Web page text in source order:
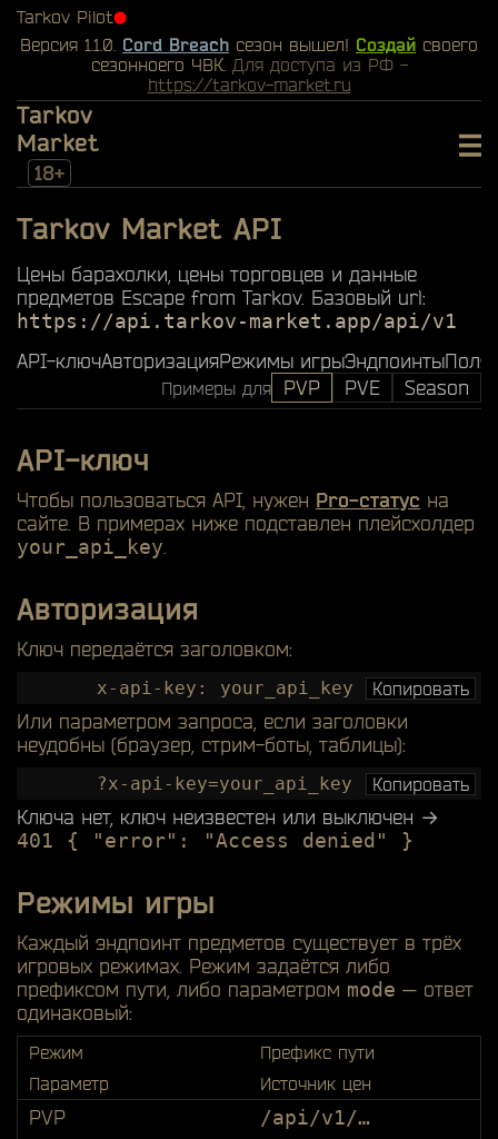
Tarkov Pilot⬤
Версия 1.1.0. Cord Breach сезон вышел! Создай своего
сезонноего ЧВК. Для доступа из РФ -
https://tarkov-market.ru
Tarkov
Market
18+
Tarkov Market API
Цены барахолки, цены торговцев и данные
предметов Escape from Tarkov. Базовый url:
https://api.tarkov-market.app/api/v1
API-ключАвторизацияРежимы игрыЭндпоинтыПоля
Примеры для PVP PVE Season
API-ключ
Чтобы пользоваться API, нужен Pro-статус на
сайте. В примерах ниже подставлен плейсхолдер
your_api_key
Авторизация
Ключ передаётся заголовком:
x-api-key: your_api_key Копировать
Или параметром запроса, если заголовки
неудобны (браузер, стрим-боты, таблицы):
?x-api-key=your_api_key Копировать
Ключа нет, ключ неизвестен или выключен →
401 { "error": "Access denied" }
Режимы игры
Каждый эндпоинт предметов существует в трёх
игровых режимах. Режим задаётся либо
префиксом пути, либо параметром mode — ответ
одинаковый:
Режим
Префикс пути
Параметр
Источник цен
PVP
/api/v1/…